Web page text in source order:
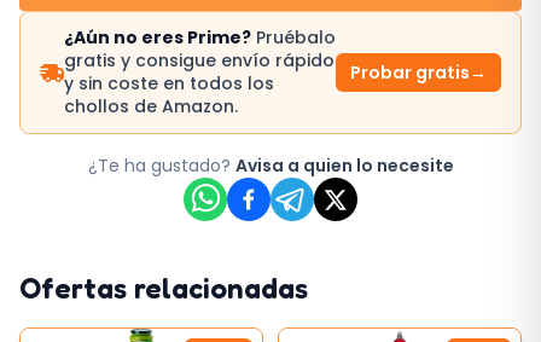
¿Aún no eres Prime? Pruébalo
gratis y consigue envío rápido
y sin coste en todos los
chollos de Amazon.
Probar gratis→
¿Te ha gustado? Avisa a quien lo necesite
Ofertas relacionadas